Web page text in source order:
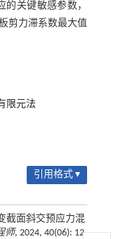
关键敏感参数，
剪力滞系数最大值
限元法
引用格式 ▾
截面斜交预应力混
师, 2024, 40(06): 12-